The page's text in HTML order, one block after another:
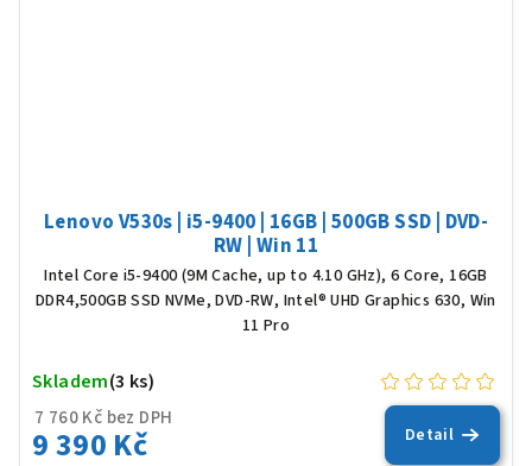
Lenovo V530s | i5-9400 | 16GB | 500GB SSD | DVD-
RW | Win 11
Intel Core i5-9400 (9M Cache, up to 4.10 GHz), 6 Core, 16GB
DDR4,500GB SSD NVMe, DVD-RW, Intel® UHD Graphics 630, Win
11 Pro
7 760 Kč bez DPH
9 390 Kč
Skladem(3 ks)
Detail